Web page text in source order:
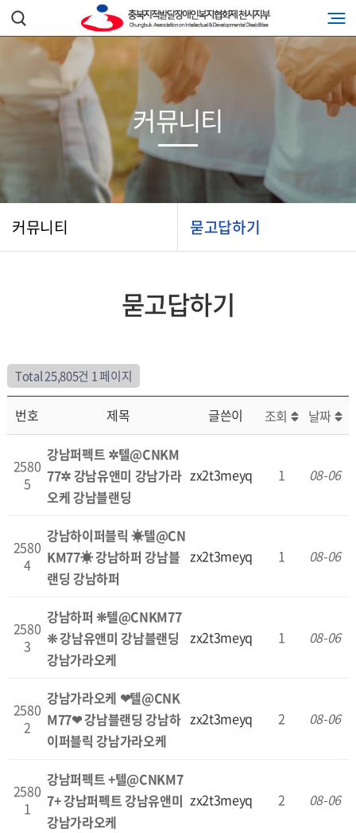
커뮤니티 묻고답하기
커뮤니티
묻고답하기
Total 25,805건 1 페이지
번호 제목 글쓴이 조회 날짜
2580
5
강남퍼펙트 ✲텔@CNKM
77✲ 강남유앤미 강남가라
오케 강남블랜딩
zx2t3meyq 1 08-06
2580
4
강남하이퍼블릭 ☀텔@CN
KM77☀ 강남하퍼 강남블
랜딩 강남하퍼
zx2t3meyq 1 08-06
2580
3
강남하퍼 ❊텔@CNKM77
❊ 강남유앤미 강남블랜딩
강남가라오케
zx2t3meyq 1 08-06
2580
2
강남가라오케 ❤텔@CNK
M77❤ 강남블랜딩 강남하
이퍼블릭 강남가라오케
zx2t3meyq 2 08-06
2580
1
강남퍼펙트 +텔@CNKM7
7+ 강남퍼펙트 강남유앤미
강남가라오케
zx2t3meyq 2 08-06